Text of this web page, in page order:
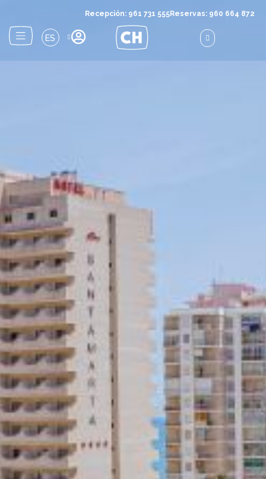
ES
Recepción: 961 731 555Reservas: 960 664 872